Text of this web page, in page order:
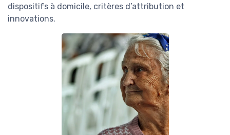
dispositifs à domicile, critères d’attribution et
innovations.